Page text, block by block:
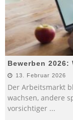
Bewerben
13. Februar 2026
Der Arbeitsmarkt
wachsen, andere
vorsichtiger ...